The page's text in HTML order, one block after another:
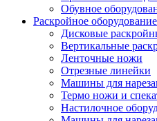
Обувное
Раскройное оборудование
Дисковые
Вертикальные
Ленточные ножи
Отрезные линейки
Машины для
Термо ножи и
Настилочное